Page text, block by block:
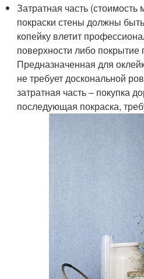
Затратная часть
покраски стены должны
копейку влетит
поверхности либо покрытие
Предназначенная для
не требует доскональной
затратная часть – покупка
последующая покраска,